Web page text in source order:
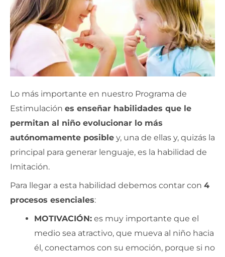
Lo más importante en nuestro Programa de
Estimulación es enseñar habilidades que le
permitan al niño evolucionar lo más
autónomamente posible y, una de ellas y, quizás la
principal para generar lenguaje, es la habilidad de
Imitación.
Para llegar a esta habilidad debemos contar con 4
procesos esenciales:
MOTIVACIÓN: es muy importante que el
medio sea atractivo, que mueva al niño hacia
él, conectamos con su emoción, porque si no